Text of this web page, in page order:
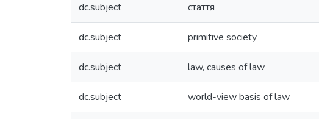
dc.subject стаття
dc.subject primitive society
dc.subject law, causes of law
dc.subject world-view basis of law